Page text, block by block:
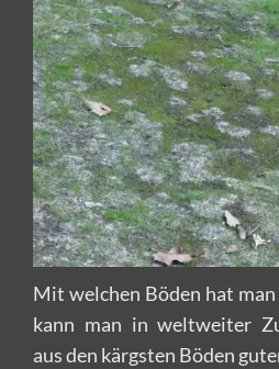
Mit welchen Böden hat
kann man in weltweiter
aus den kärgsten Böden